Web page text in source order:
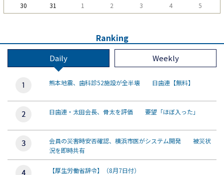
30
31 1 2 3 4 5
Ranking
Daily Weekly
熊本地震、歯科診52施設が全半壊 日歯連【無料】
日歯連・太田会長、骨太を評価 要望「ほぼ入った」
会員の災害時安否確認、横浜市医がシステム開発 被災状
況を即時共有
【厚生労働省辞令】（8月7日付）